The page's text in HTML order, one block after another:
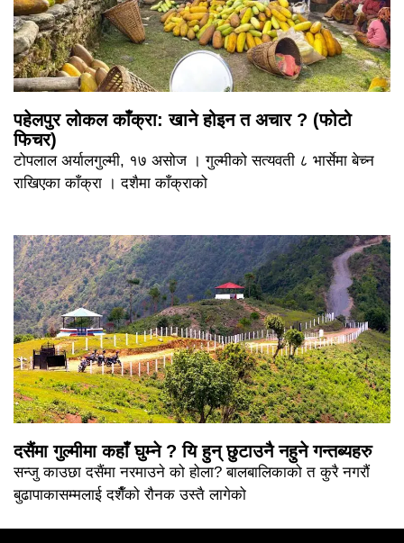
पहेलपुर लोकल काँक्रा: खाने होइन त अचार ? (फोटो
फिचर)
टोपलाल अर्यालगुल्मी, १७ असोज । गुल्मीको सत्यवती ८ भार्सेमा बेच्न
राखिएका काँक्रा । दशैमा काँक्राको
दसैंमा गुल्मीमा कहाँ घुम्ने ? यि हुन् छुटाउनै नहुने गन्तब्यहरु
सन्जु काउछा दसैंमा नरमाउने को होला? बालबालिकाको त कुरै नगरौं
बुढापाकासम्मलाई दशैँको रौनक उस्तै लागेको